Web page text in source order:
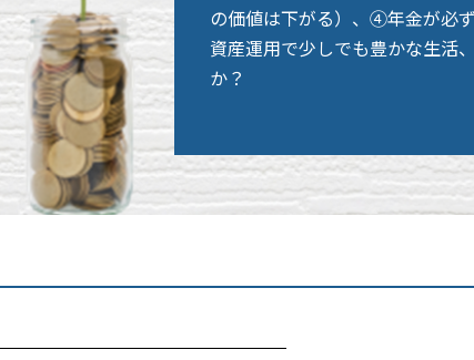
の価値は下がる）、④年金が必
資産運用で少しでも豊かな生活
か？